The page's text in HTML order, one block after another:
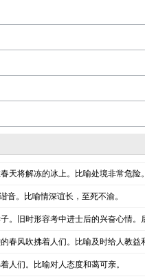
天将解冻的冰上。比喻处境非常危险
音。比喻情深谊长，至死不渝。
。旧时形容考中进士后的兴奋心情。
春风吹拂着人们。比喻及时给人教益
人们。比喻对人态度和蔼可亲。